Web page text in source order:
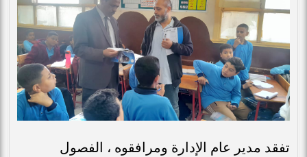
تفقد مدير عام الإدارة ومرافقوه ، الفصول